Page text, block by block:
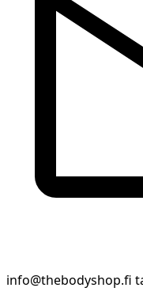
info@thebodyshop.fi